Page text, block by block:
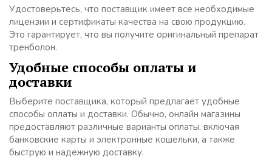
Удостоверьтесь, что поставщик имеет все необходимые
лицензии и сертификаты качества на свою продукцию.
Это гарантирует, что вы получите оригинальный препарат
тренболон.
Удобные способы оплаты и
доставки
Выберите поставщика, который предлагает удобные
способы оплаты и доставки. Обычно, онлайн магазины
предоставляют различные варианты оплаты, включая
банковские карты и электронные кошельки, а также
быструю и надежную доставку.